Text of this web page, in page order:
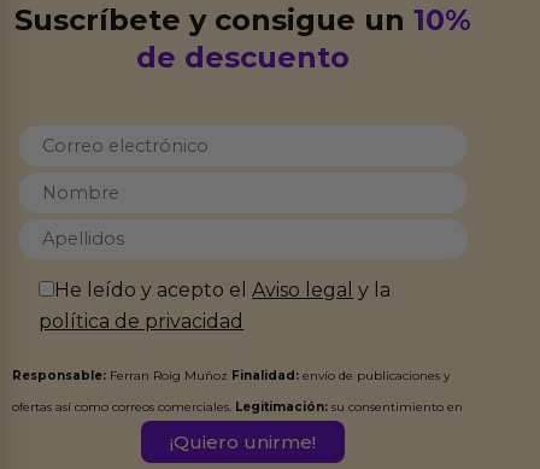
Suscríbete y consigue un10%
de descuento
He leído y acepto elAviso legal y la
política de privacidad
Responsable: Ferran Roig Muñoz Finalidad: envío de publicaciones y
ofertas así como correos comerciales. Legitimación: su consentimiento en
Destinatarios:Ferran Roig Muñoz. Podrás ejercer tus